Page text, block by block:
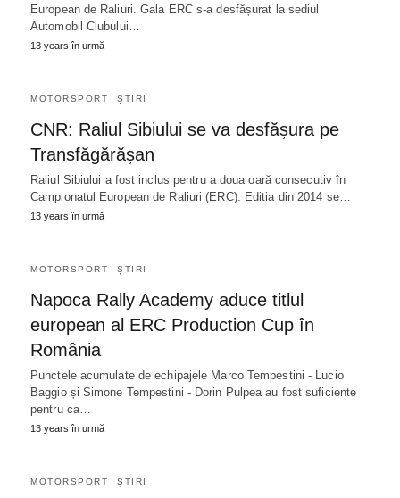
European de Raliuri. Gala ERC s-a desfășurat la sediul
Automobil Clubului…
13 years în urmă
MOTORSPORT ȘTIRI
CNR: Raliul Sibiului se va desfășura pe
Transfăgărășan
Raliul Sibiului a fost inclus pentru a doua oară consecutiv în
Campionatul European de Raliuri (ERC). Editia din 2014 se…
13 years în urmă
MOTORSPORT ȘTIRI
Napoca Rally Academy aduce titlul
european al ERC Production Cup în
România
Punctele acumulate de echipajele Marco Tempestini - Lucio
Baggio și Simone Tempestini - Dorin Pulpea au fost suficiente
pentru ca…
13 years în urmă
MOTORSPORT ȘTIRI